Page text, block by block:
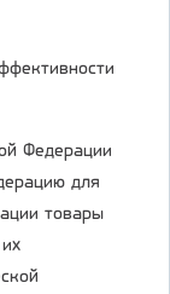
Федерации
для
товары